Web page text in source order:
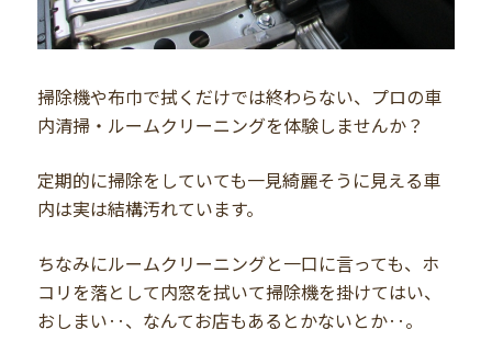
掃除機や布巾で拭くだけでは終わらない、プロの車
内清掃・ルームクリーニングを体験しませんか？
定期的に掃除をしていても一見綺麗そうに見える車
内は実は結構汚れています。
ちなみにルームクリーニングと一口に言っても、ホ
コリを落として内窓を拭いて掃除機を掛けてはい、
おしまい‥、なんてお店もあるとかないとか‥。